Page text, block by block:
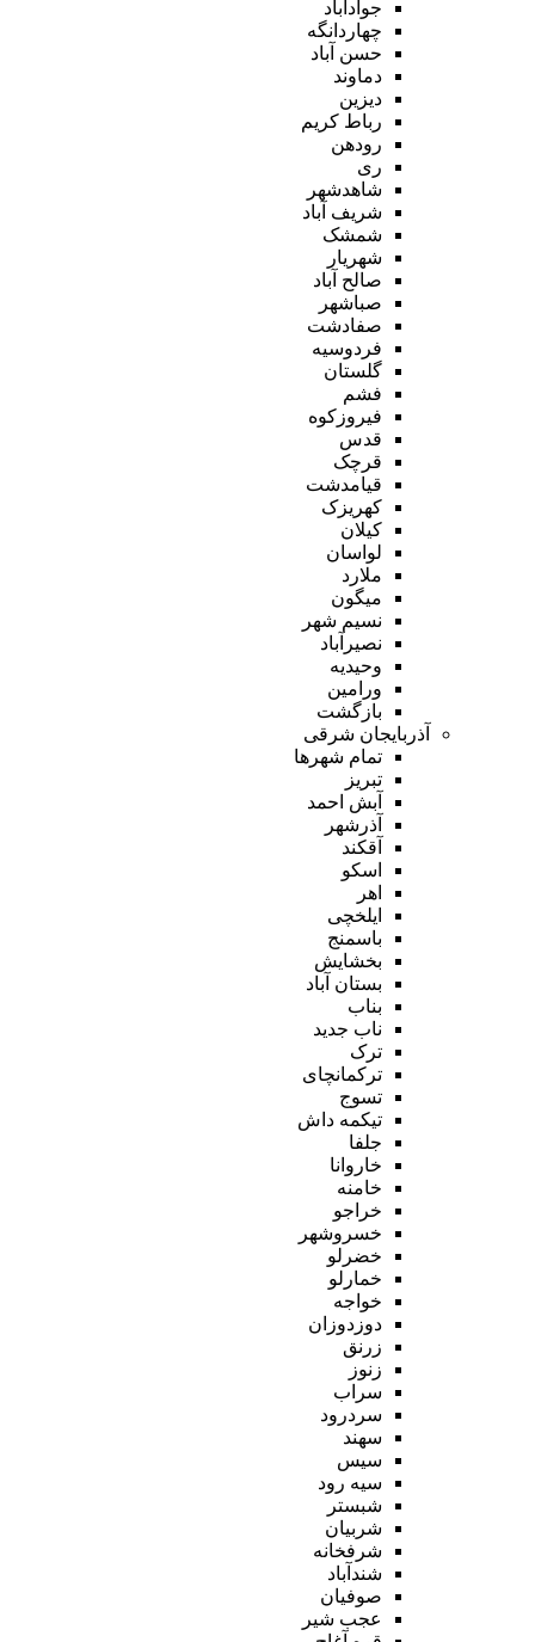
جوادآباد
چهاردانگه
حسن آباد
دماوند
دیزین
رباط کریم
رودهن
ری
شاهدشهر
شریف آباد
شمشک
شهریار
صالح آباد
صباشهر
صفادشت
فردوسیه
گلستان
فشم
فیروزکوه
قدس
قرچک
قیامدشت
کهریزک
کیلان
لواسان
ملارد
میگون
نسیم شهر
نصیرآباد
وحیدیه
ورامین
بازگشت
آذربایجان شرقی
تمام شهر‌ها
تبریز
آبش احمد
آذرشهر
آقکند
اسکو
اهر
ایلخچی
باسمنج
بخشایش
بستان آباد
بناب
ناب جدید
ترک
ترکمانچای
تسوج
تیکمه داش
جلفا
خاروانا
خامنه
خراجو
خسروشهر
خضرلو
خمارلو
خواجه
دوزدوزان
زرنق
زنوز
سراب
سردرود
سهند
سیس
سیه رود
شبستر
شربیان
شرفخانه
شندآباد
صوفیان
عجب شیر